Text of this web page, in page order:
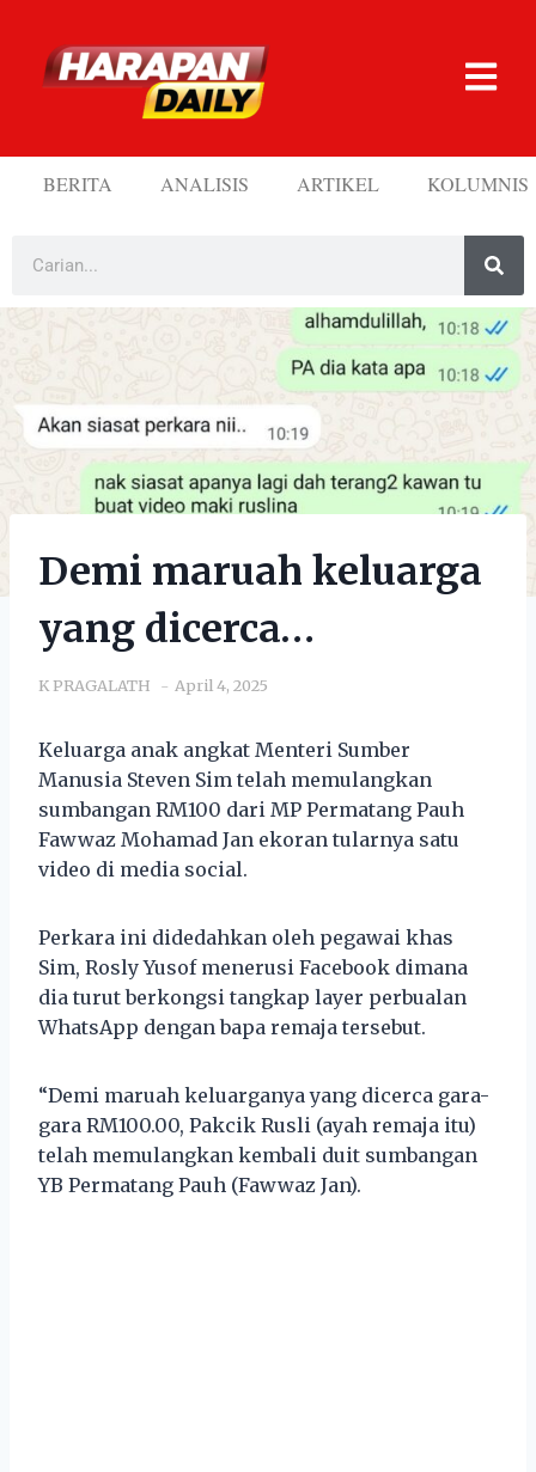
BERITA ANALISIS ARTIKEL KOLUMNIS
Demi maruah keluarga
yang dicerca…
K PRAGALATH April 4, 2025
Keluarga anak angkat Menteri Sumber
Manusia Steven Sim telah memulangkan
sumbangan RM100 dari MP Permatang Pauh
Fawwaz Mohamad Jan ekoran tularnya satu
video di media social.
Perkara ini didedahkan oleh pegawai khas
Sim, Rosly Yusof menerusi Facebook dimana
dia turut berkongsi tangkap layer perbualan
WhatsApp dengan bapa remaja tersebut.
“Demi maruah keluarganya yang dicerca gara-
gara RM100.00, Pakcik Rusli (ayah remaja itu)
telah memulangkan kembali duit sumbangan
YB Permatang Pauh (Fawwaz Jan).